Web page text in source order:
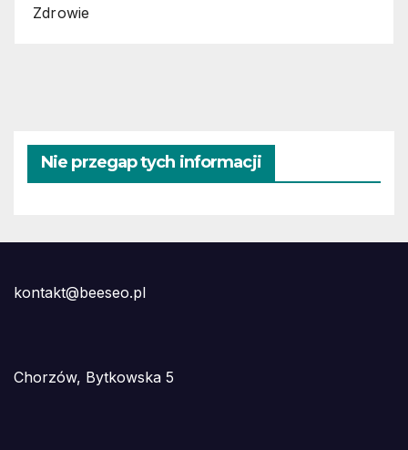
Zdrowie
Nie przegap tych informacji
kontakt@beeseo.pl
Chorzów, Bytkowska 5